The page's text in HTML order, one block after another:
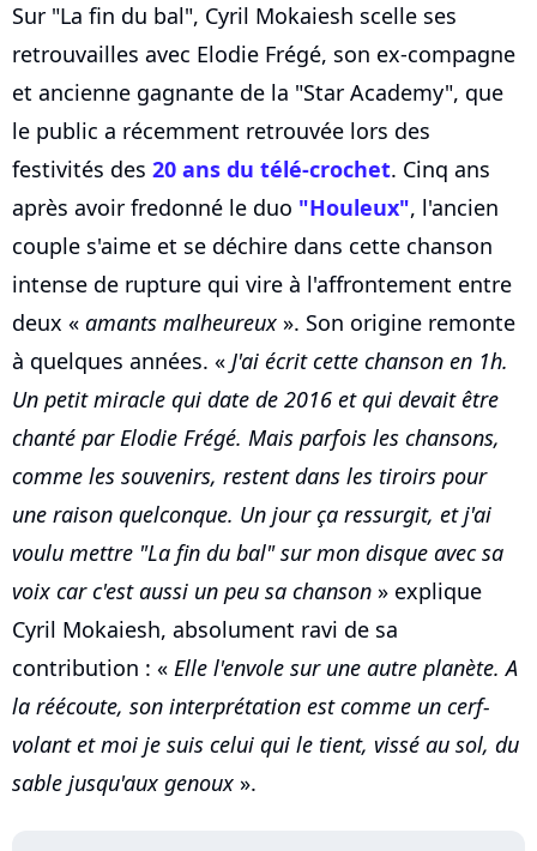
Sur "La fin du bal", Cyril Mokaiesh scelle ses
retrouvailles avec Elodie Frégé, son ex-compagne
et ancienne gagnante de la "Star Academy", que
le public a récemment retrouvée lors des
festivités des 20 ans du télé-crochet. Cinq ans
après avoir fredonné le duo "Houleux", l'ancien
couple s'aime et se déchire dans cette chanson
intense de rupture qui vire à l'affrontement entre
deux « amants malheureux ». Son origine remonte
à quelques années. « J'ai écrit cette chanson en 1h.
Un petit miracle qui date de 2016 et qui devait être
chanté par Elodie Frégé. Mais parfois les chansons,
comme les souvenirs, restent dans les tiroirs pour
une raison quelconque. Un jour ça ressurgit, et j'ai
voulu mettre "La fin du bal" sur mon disque avec sa
voix car c'est aussi un peu sa chanson » explique
Cyril Mokaiesh, absolument ravi de sa
contribution : « Elle l'envole sur une autre planète. A
la réécoute, son interprétation est comme un cerf-
volant et moi je suis celui qui le tient, vissé au sol, du
sable jusqu'aux genoux ».